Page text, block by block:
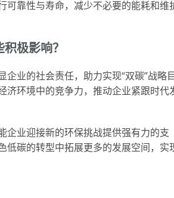
可靠性与寿命，减少不必要的能耗和维
极影响？
业的社会责任，助力实现“双碳”战略
济环境中的竞争力，推动企业紧跟时代
企业迎接新的环保挑战提供强有力的支
低碳的转型中拓展更多的发展空间，实